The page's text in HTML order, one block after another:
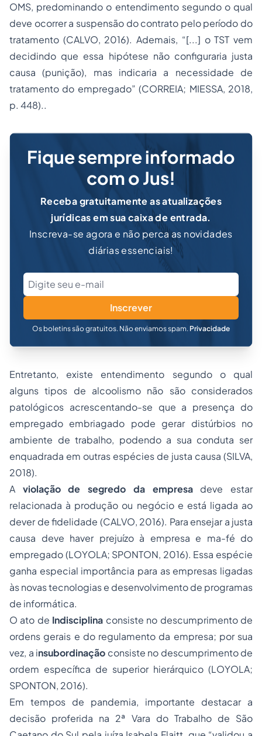
OMS, predominando o entendimento segundo o qual
deve ocorrer a suspensão do contrato pelo período do
tratamento (CALVO, 2016). Ademais, “[...] o TST vem
decidindo que essa hipótese não configuraria justa
causa (punição), mas indicaria a necessidade de
tratamento do empregado” (CORREIA; MIESSA, 2018,
p. 448)..
Fique sempre informado
com o Jus!
Receba gratuitamente as atualizações
jurídicas em sua caixa de entrada.
Inscreva-se agora e não perca as novidades
diárias essenciais!
Inscrever
Os boletins são gratuitos. Não enviamos spam. Privacidade
Entretanto, existe entendimento segundo o qual
alguns tipos de alcoolismo não são considerados
patológicos acrescentando-se que a presença do
empregado embriagado pode gerar distúrbios no
ambiente de trabalho, podendo a sua conduta ser
enquadrada em outras espécies de justa causa (SILVA,
2018).
A violação de segredo da empresa deve estar
relacionada à produção ou negócio e está ligada ao
dever de fidelidade (CALVO, 2016). Para ensejar a justa
causa deve haver prejuízo à empresa e ma-fé do
empregado (LOYOLA; SPONTON, 2016). Essa espécie
ganha especial importância para as empresas ligadas
às novas tecnologias e desenvolvimento de programas
de informática.
O ato de Indisciplina consiste no descumprimento de
ordens gerais e do regulamento da empresa; por sua
vez, a insubordinação consiste no descumprimento de
ordem específica de superior hierárquico (LOYOLA;
SPONTON, 2016).
Em tempos de pandemia, importante destacar a
decisão proferida na 2ª Vara do Trabalho de São